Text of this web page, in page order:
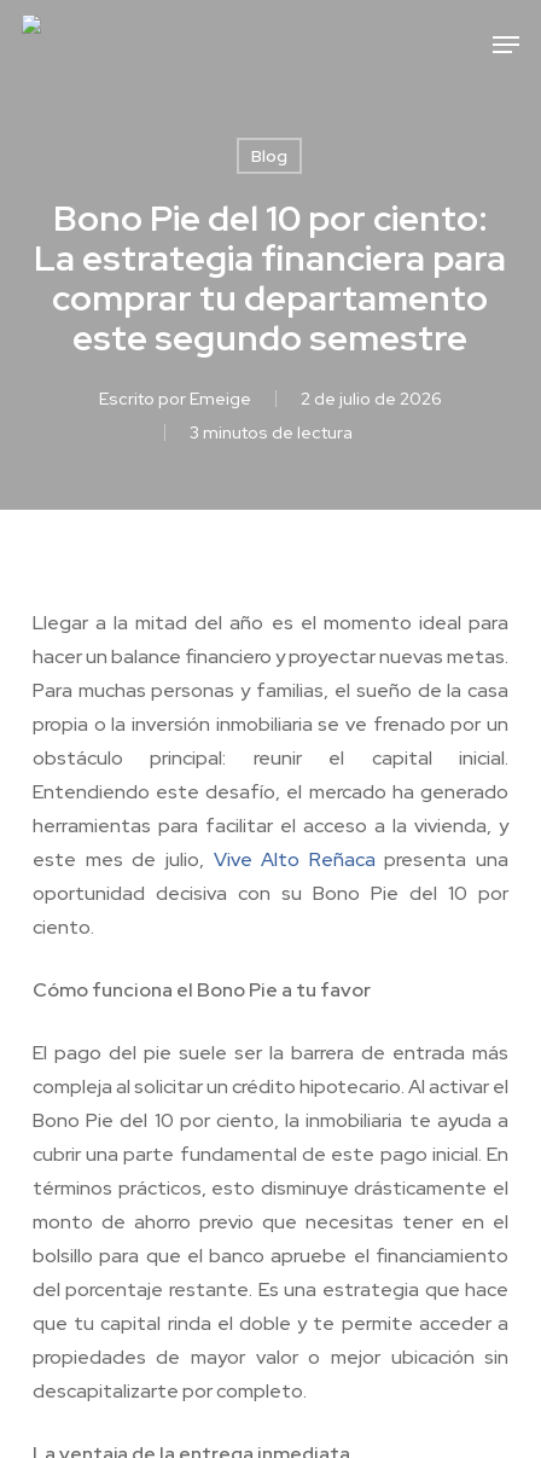
Skip
Blog
Bono Pie del 10 por ciento:
La estrategia financiera para
comprar tu departamento
este segundo semestre
Escrito por Emeige
2 de julio de 2026
3 minutos de lectura
Llegar a la mitad del año es el momento ideal para
hacer un balance financiero y proyectar nuevas metas.
Para muchas personas y familias, el sueño de la casa
propia o la inversión inmobiliaria se ve frenado por un
obstáculo principal: reunir el capital inicial.
Entendiendo este desafío, el mercado ha generado
herramientas para facilitar el acceso a la vivienda, y
este mes de julio, Vive Alto Reñaca presenta una
oportunidad decisiva con su Bono Pie del 10 por
ciento.
Cómo funciona el Bono Pie a tu favor
El pago del pie suele ser la barrera de entrada más
compleja al solicitar un crédito hipotecario. Al activar el
Bono Pie del 10 por ciento, la inmobiliaria te ayuda a
cubrir una parte fundamental de este pago inicial. En
términos prácticos, esto disminuye drásticamente el
monto de ahorro previo que necesitas tener en el
bolsillo para que el banco apruebe el financiamiento
del porcentaje restante. Es una estrategia que hace
que tu capital rinda el doble y te permite acceder a
propiedades de mayor valor o mejor ubicación sin
descapitalizarte por completo.